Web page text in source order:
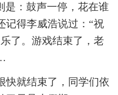
是：鼓声一停，花在谁
记得李威浩说过：“祝
了。游戏结束了，老
快就结束了，同学们依